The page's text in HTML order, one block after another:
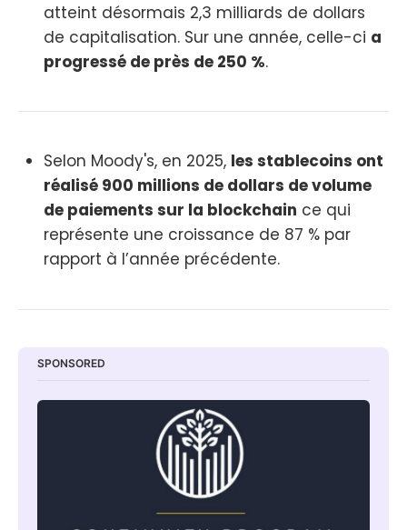
atteint désormais 2,3 milliards de dollars
de capitalisation. Sur une année, celle-ci a
progressé de près de 250 %.
Selon Moody's, en 2025, les stablecoins ont
réalisé 900 millions de dollars de volume
de paiements sur la blockchain ce qui
représente une croissance de 87 % par
rapport à l’année précédente.
SPONSORED